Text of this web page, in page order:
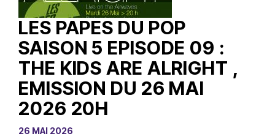
LES PAPES DU POP
SAISON 5 EPISODE 09 :
THE KIDS ARE ALRIGHT ,
EMISSION DU 26 MAI
2026 20H
26 MAI 2026